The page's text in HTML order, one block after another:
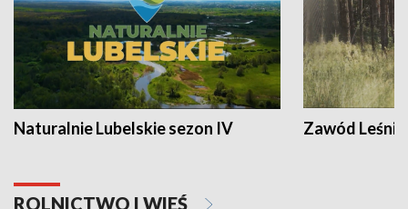
Naturalnie Lubelskie sezon IV Zawód Leśnik
ROLNICTWO I WIEŚ